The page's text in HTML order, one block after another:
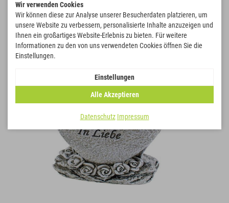
Startseite Sale
Engel stehend mit Herz grau
Zurück zur Artikelübersicht
SALE
Wir verwenden Cookies
Wir können diese zur Analyse unserer Besucherdaten platzieren, um
unsere Website zu verbessern, personalisierte Inhalte anzuzeigen und
Ihnen ein großartiges Website-Erlebnis zu bieten. Für weitere
Informationen zu den von uns verwendeten Cookies öffnen Sie die
Einstellungen.
Einstellungen
Alle Akzeptieren
Datenschutz Impressum